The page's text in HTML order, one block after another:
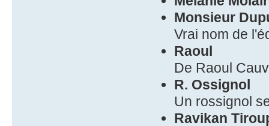
Monsieur
Vrai nom de
Raoul
De Raoul
R. Ossignol
Un rossignol
Ravikan